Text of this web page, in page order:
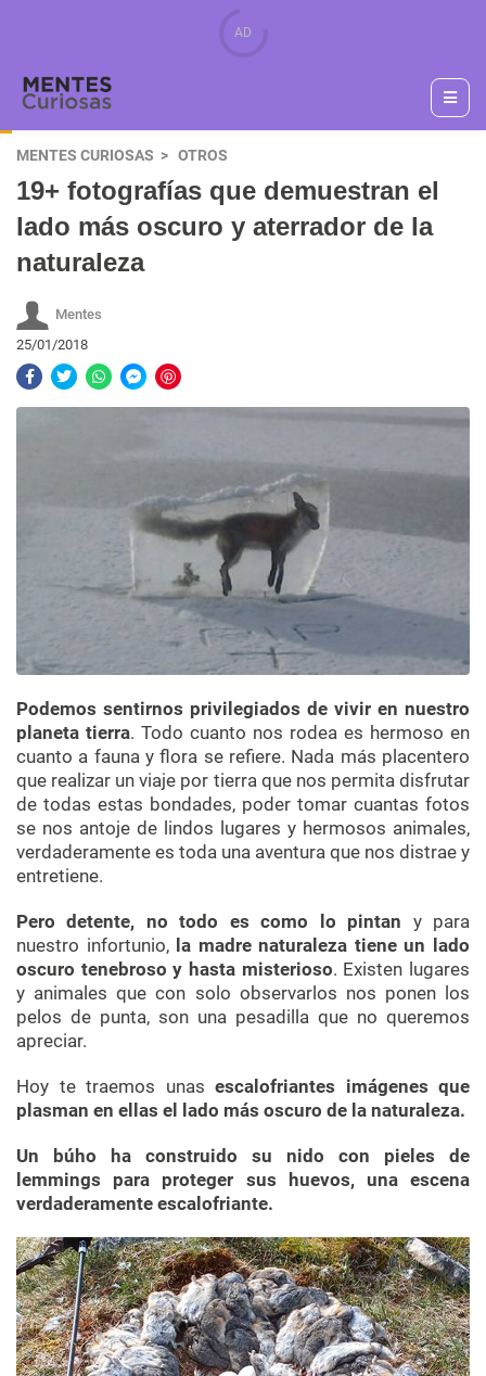
MENTES CURIOSAS OTROS
19+ fotografías que demuestran el
lado más oscuro y aterrador de la
naturaleza
Mentes
25/01/2018
Podemos sentirnos privilegiados de vivir en nuestro
planeta tierra. Todo cuanto nos rodea es hermoso en
cuanto a fauna y flora se refiere. Nada más placentero
que realizar un viaje por tierra que nos permita disfrutar
de todas estas bondades, poder tomar cuantas fotos
se nos antoje de lindos lugares y hermosos animales,
verdaderamente es toda una aventura que nos distrae y
entretiene.
Pero detente, no todo es como lo pintan y para
nuestro infortunio, la madre naturaleza tiene un lado
oscuro tenebroso y hasta misterioso. Existen lugares
y animales que con solo observarlos nos ponen los
pelos de punta, son una pesadilla que no queremos
apreciar.
Hoy te traemos unas escalofriantes imágenes que
plasman en ellas el lado más oscuro de la naturaleza.
Un búho ha construido su nido con pieles de
lemmings para proteger sus huevos, una escena
verdaderamente escalofriante.